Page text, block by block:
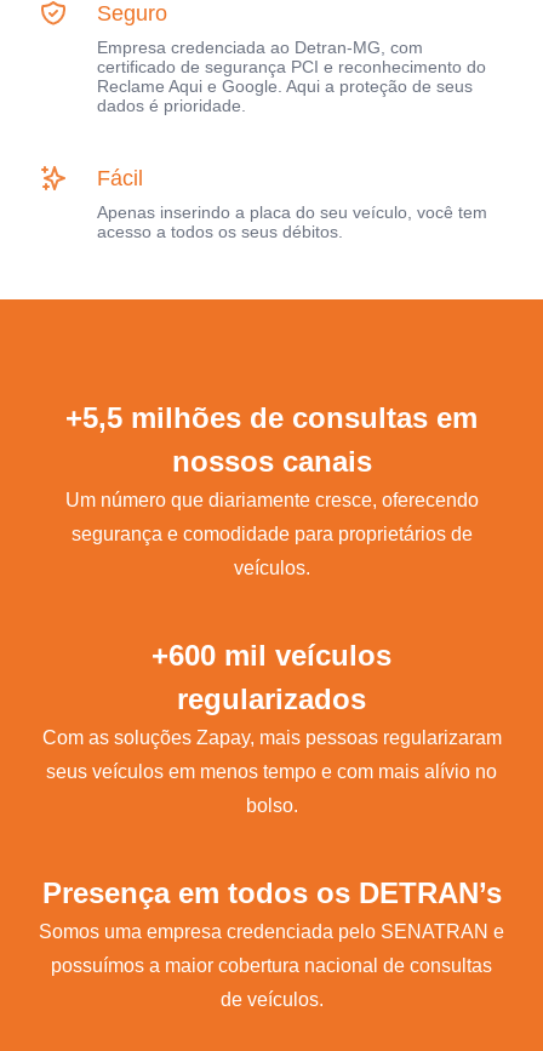
Seguro
Empresa credenciada ao Detran-MG, com
certificado de segurança PCI e reconhecimento do
Reclame Aqui e Google. Aqui a proteção de seus
dados é prioridade.
Fácil
Apenas inserindo a placa do seu veículo, você tem
acesso a todos os seus débitos.
+5,5 milhões de consultas em
nossos canais
Um número que diariamente cresce, oferecendo
segurança e comodidade para proprietários de
veículos.
+600 mil veículos
regularizados
Com as soluções Zapay, mais pessoas regularizaram
seus veículos em menos tempo e com mais alívio no
bolso.
Presença em todos os DETRAN’s
Somos uma empresa credenciada pelo SENATRAN e
possuímos a maior cobertura nacional de consultas
de veículos.